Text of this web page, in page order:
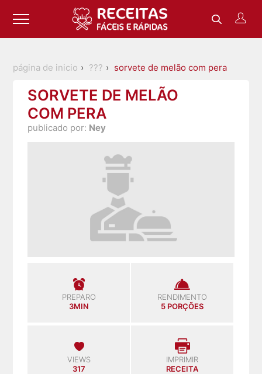
página de inicio ??? sorvete de melão com pera
SORVETE DE MELÃO
COM PERA
publicado por: Ney
PREPARO
3MIN
RENDIMENTO
5 PORÇÕES
VIEWS
317
IMPRIMIR
RECEITA